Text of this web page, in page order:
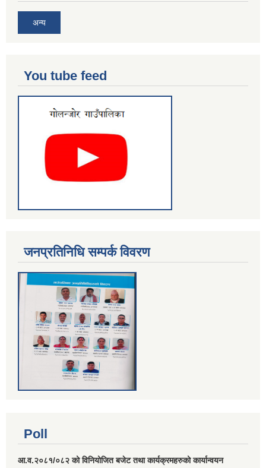
अन्य
You tube feed
जनप्रतिनिधि सम्पर्क विवरण
Poll
आ.व.२०८१/०८२ को विनियोजित बजेट तथा कार्यक्रमहरुको कार्यान्वयन